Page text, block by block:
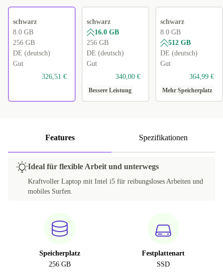
schwarz
8.0 GB
256 GB
DE (deutsch)
Gut
326,51 €
schwarz
16.0 GB
256 GB
DE (deutsch)
Gut
340,00 €
Bessere Leistung
schwarz
8.0 GB
512 GB
DE (deutsch)
Gut
364,99 €
Mehr Speicherplatz
Features Spezifikationen
Ideal für flexible Arbeit und unterwegs
Kraftvoller Laptop mit Intel i5 für reibungsloses Arbeiten und
mobiles Surfen.
Speicherplatz
256 GB
Festplattenart
SSD